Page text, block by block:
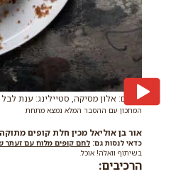
צילום: אלון מסיקה, סטיילינג: ענת לבל
המתכון עם ההסבר המלא נמצא מתחת
אור בן אוליאל מכין חלת קופים
כדאי לנסות גם: לחם קופים מלוח עם זעתר
בשיתוף וואלה! אוכל.
הרכיבים: